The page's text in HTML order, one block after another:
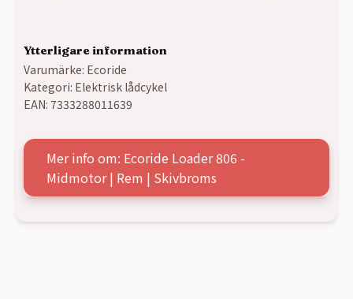
Ytterligare information
Varumärke: Ecoride
Kategori: Elektrisk lådcykel
EAN: 7333288011639
Mer info om: Ecoride Loader 806 -
Midmotor | Rem | Skivbroms